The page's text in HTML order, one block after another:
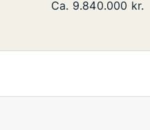
Ca. 110 m2
Ca. 9.840.000 kr.